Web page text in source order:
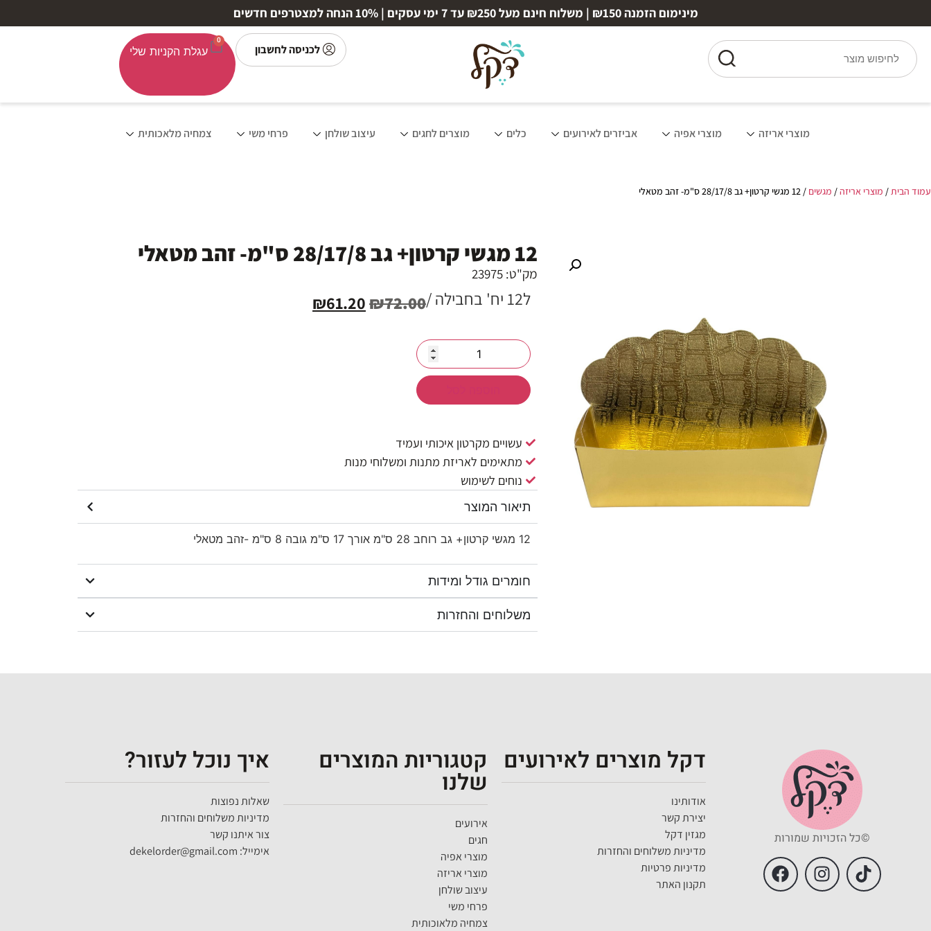
מינימום הזמנה ₪150 | משלוח חינם מעל ₪250 עד 7 ימי עסקים | 10% הנחה למצטרפים חדשים
לכניסה לחשבון
0
מוצרי אריזה מוצרי אפיה אביזרים לאירועים כלים מוצרים לחגים עיצוב שולחן פרחי משי צמחיה מלאכותית
עמוד הבית/ מוצרי אריזה/ מגשים / 12 מגשי קרטון+ גב 28/17/8 ס"מ- זהב מטאלי
12 מגשי קרטון+ גב 28/17/8 ס"מ- זהב מטאלי
מק"ט: 23975
ל12 יח' בחבילה / ₪72.00
₪61.20
עשויים מקרטון איכותי ועמיד
מתאימים לאריזת מתנות ומשלוחי מנות
נוחים לשימוש
תיאור המוצר
12 מגשי קרטון+ גב רוחב 28 ס"מ אורך 17 ס"מ גובה 8 ס"מ -זהב מטאלי
חומרים גודל ומידות
משלוחים והחזרות
©כל הזכויות שמורות
דקל מוצרים לאירועים
אודותינו
יצירת קשר
מגזין דקל
מדיניות משלוחים והחזרות
מדיניות פרטיות
תקנון האתר
קטגוריות המוצרים
שלנו
אירועים
חגים
מוצרי אפיה
מוצרי אריזה
עיצוב שולחן
פרחי משי
צמחיה מלאוכותית
איך נוכל לעזור?
שאלות נפוצות
מדיניות משלוחים והחזרות
צור איתנו קשר
אימייל: dekelorder@gmail.com